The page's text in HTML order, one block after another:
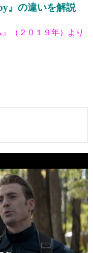
』の違いを解説
（２０１９年）より